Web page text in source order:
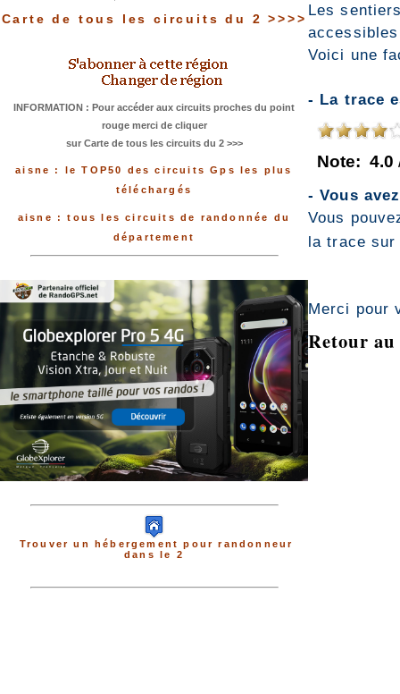
Carte de tous les circuits du 2 >>>>
INFORMATION : Pour accéder aux circuits proches du point
rouge merci de cliquer
sur Carte de tous les circuits du 2 >>>
aisne : le TOP50 des circuits Gps les plus
téléchargés
aisne : tous les circuits de randonnée du
département
Trouver un hébergement pour randonneur
dans le 2
Les
Voici une
- La trace
Note: 4.0
- Vous
Vous
la trace
Merci pour
Retour